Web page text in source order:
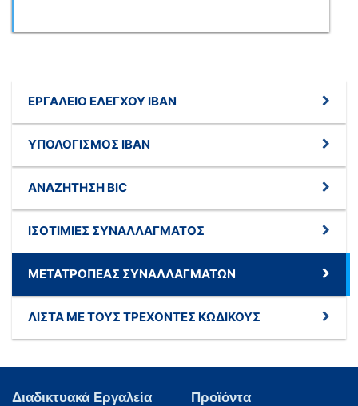
ΕΡΓΑΛΕΊΟ ΕΛΈΓΧΟΥ IBAN
ΥΠΟΛΟΓΙΣΜΌΣ IBAN
ΑΝΑΖΉΤΗΣΗ BIC
ΙΣΟΤΙΜΊΕΣ ΣΥΝΑΛΛΆΓΜΑΤΟΣ
ΜΕΤΑΤΡΟΠΈΑΣ ΣΥΝΑΛΛΑΓΜΆΤΩΝ
ΛΊΣΤΑ ΜΕ ΤΟΥΣ ΤΡΈΧΟΝΤΕΣ ΚΩΔΙΚΟΎΣ
Διαδικτυακά Εργαλεία Προϊόντα